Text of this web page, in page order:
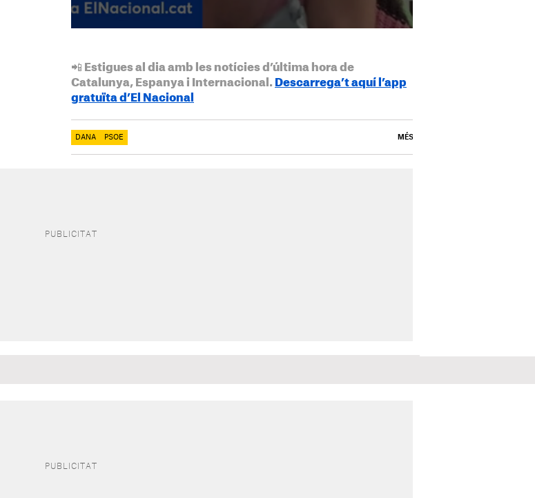
📲 Estigues al dia amb les notícies d’última hora de
Catalunya, Espanya i Internacional. Descarrega’t aquí l’app
gratuïta d’El Nacional
DANA PSOE MÉS